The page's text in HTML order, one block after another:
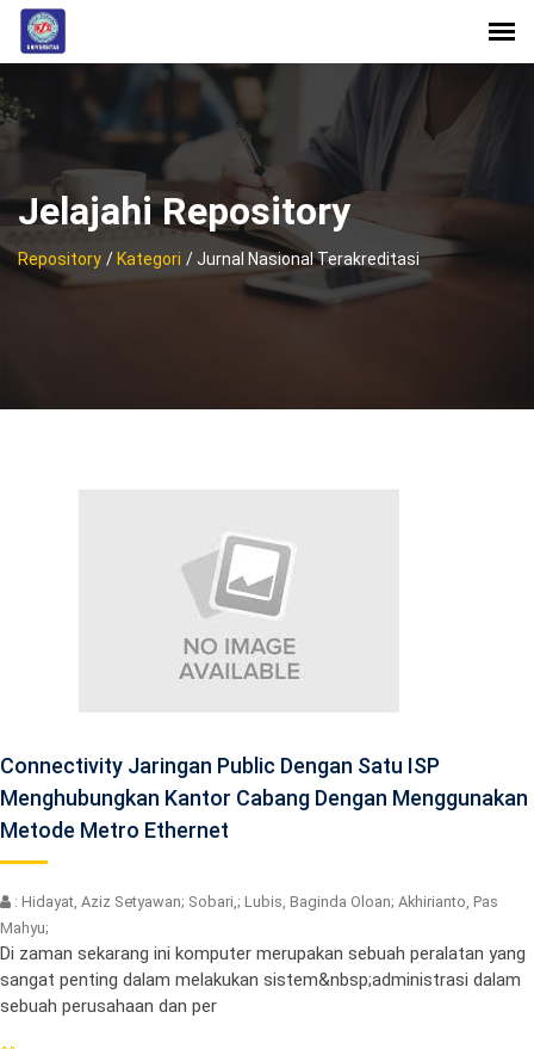
Jelajahi Repository
Repository / Kategori / Jurnal Nasional Terakreditasi
Connectivity Jaringan Public Dengan Satu ISP
Menghubungkan Kantor Cabang Dengan Menggunakan
Metode Metro Ethernet
: Hidayat, Aziz Setyawan; Sobari,; Lubis, Baginda Oloan; Akhirianto, Pas
Mahyu;
Di zaman sekarang ini komputer merupakan sebuah peralatan yang
sangat penting dalam melakukan sistem&nbsp;administrasi dalam
sebuah perusahaan dan per